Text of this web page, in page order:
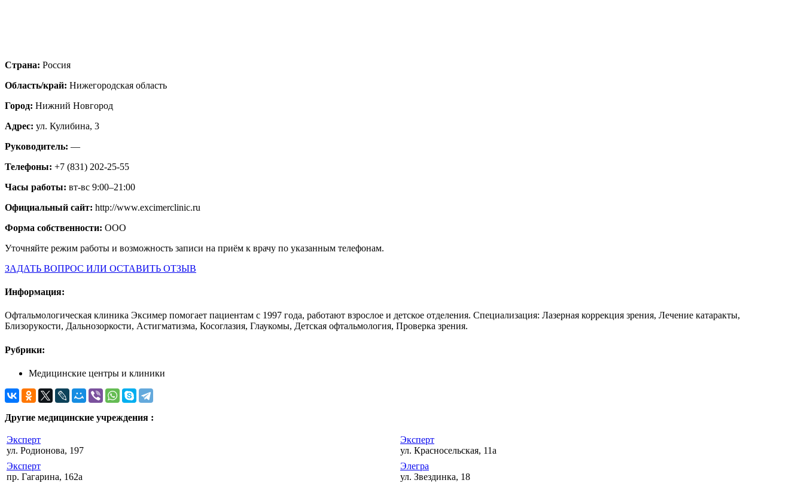
Страна: Россия
Область/край: Нижегородская область
Город: Нижний Новгород
Адрес: ул. Кулибина, 3
Руководитель: —
Телефоны: +7 (831) 202-25-55
Часы работы: вт-вс 9:00–21:00
Официальный сайт: http://www.excimerclinic.ru
Форма собственности: ООО
Уточняйте режим работы и возможность записи на приём к врачу по указанным телефонам.
ЗАДАТЬ ВОПРОС ИЛИ ОСТАВИТЬ ОТЗЫВ
Информация:
Офтальмологическая клиника Эксимер помогает пациентам с 1997 года, работают взрослое и детское отделения. Специализация: Лазерная коррекция зрения, Лечение катаракты,
Близорукости, Дальнозоркости, Астигматизма, Косоглазия, Глаукомы, Детская офтальмология, Проверка зрения.
Рубрики:
Медицинские центры и клиники
Другие медицинские учреждения :
Эксперт
ул. Родионова, 197
Эксперт
ул. Красносельская, 11а
Эксперт
пр. Гагарина, 162а
Элегра
ул. Звездинка, 18